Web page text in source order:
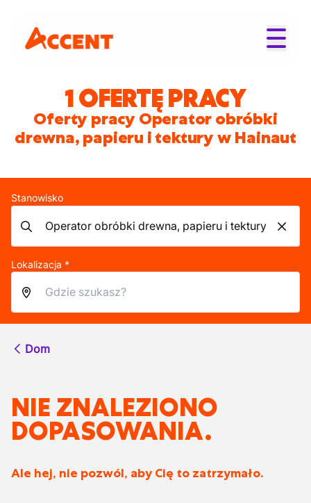
1 OFERTĘ PRACY
Oferty pracy Operator obróbki
drewna, papieru i tektury w Hainaut
Stanowisko
Lokalizacja *
Dom
NIE ZNALEZIONO
DOPASOWANIA.
Ale hej, nie pozwól, aby Cię to zatrzymało.